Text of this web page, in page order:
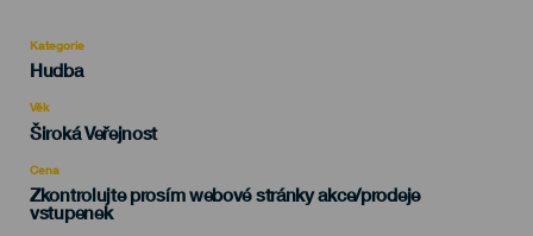
Kategorie
Categoría
evento
Hudba
Věk
Edad
Recomendada
Široká Veřejnost
Cena
Zkontrolujte prosím webové stránky akce/prodeje
vstupenek